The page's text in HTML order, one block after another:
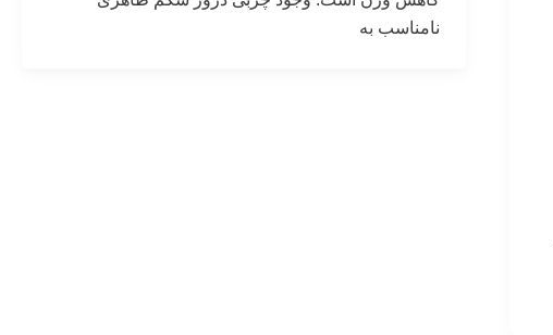
نامناسب به